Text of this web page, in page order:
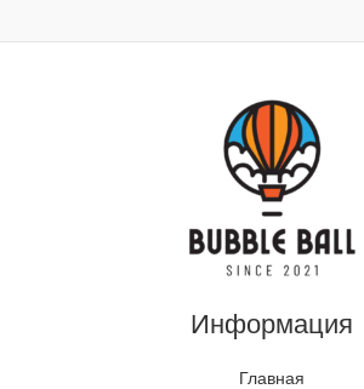
Информация
Главная